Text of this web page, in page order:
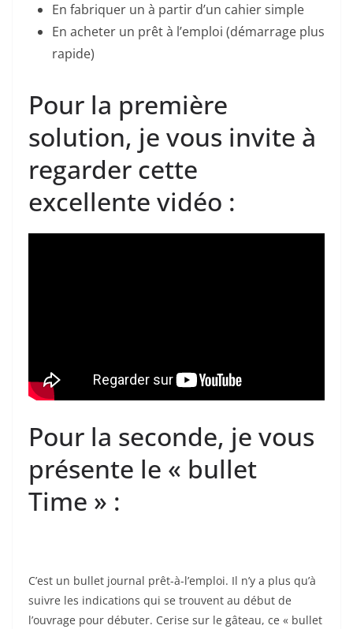
En fabriquer un à partir d’un cahier simple
En acheter un prêt à l’emploi (démarrage plus
rapide)
Pour la première
solution, je vous invite à
regarder cette
excellente vidéo :
Pour la seconde, je vous
présente le « bullet
Time » :
C’est un bullet journal prêt-à-l’emploi. Il n’y a plus qu’à
suivre les indications qui se trouvent au début de
l’ouvrage pour débuter. Cerise sur le gâteau, ce « bullet